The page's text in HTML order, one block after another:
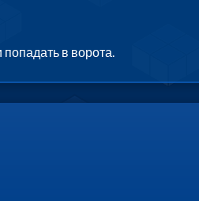
в ворота.